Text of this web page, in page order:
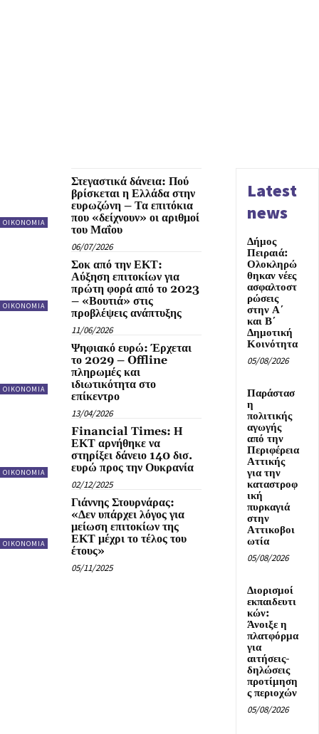
ΟΙΚΟΝΟΜΙΑ
Στεγαστικά δάνεια: Πού
βρίσκεται η Ελλάδα στην
ευρωζώνη – Τα επιτόκια
που «δείχνουν» οι αριθμοί
του Μαΐου
06/07/2026
ΟΙΚΟΝΟΜΙΑ
Σοκ από την ΕΚΤ:
Αύξηση επιτοκίων για
πρώτη φορά από το 2023
– «Βουτιά» στις
προβλέψεις ανάπτυξης
11/06/2026
ΟΙΚΟΝΟΜΙΑ
Ψηφιακό ευρώ: Έρχεται
το 2029 – Offline
πληρωμές και
ιδιωτικότητα στο
επίκεντρο
13/04/2026
ΟΙΚΟΝΟΜΙΑ
Financial Times: Η
ΕΚΤ αρνήθηκε να
στηρίξει δάνειο 140 δισ.
ευρώ προς την Ουκρανία
02/12/2025
ΟΙΚΟΝΟΜΙΑ
Γιάννης Στουρνάρας:
«Δεν υπάρχει λόγος για
μείωση επιτοκίων της
ΕΚΤ μέχρι το τέλος του
έτους»
05/11/2025
Latest
news
Δήμος
Πειραιά:
Ολοκληρώ
θηκαν νέες
ασφαλτοστ
ρώσεις
στην Α΄
και Β΄
Δημοτική
Κοινότητα
05/08/2026
Παράστασ
η
πολιτικής
αγωγής
από την
Περιφέρεια
Αττικής
για την
καταστροφ
ική
πυρκαγιά
στην
Αττικοβοι
ωτία
05/08/2026
Διορισμοί
εκπαιδευτι
κών:
Άνοιξε η
πλατφόρμα
για
αιτήσεις-
δηλώσεις
προτίμηση
ς περιοχών
05/08/2026